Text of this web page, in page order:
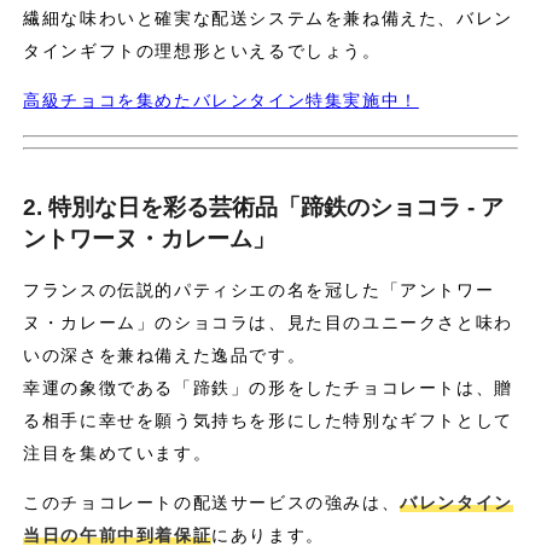
繊細な味わいと確実な配送システムを兼ね備えた、バレン
タインギフトの理想形といえるでしょう。
高級チョコを集めたバレンタイン特集実施中！
2. 特別な日を彩る芸術品「蹄鉄のショコラ - ア
ントワーヌ・カレーム」
フランスの伝説的パティシエの名を冠した「アントワー
ヌ・カレーム」のショコラは、見た目のユニークさと味わ
いの深さを兼ね備えた逸品です。
幸運の象徴である「蹄鉄」の形をしたチョコレートは、贈
る相手に幸せを願う気持ちを形にした特別なギフトとして
注目を集めています。
このチョコレートの配送サービスの強みは、バレンタイン
当日の午前中到着保証にあります。